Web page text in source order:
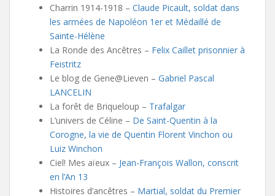
Charrin 1914-1918 – Claude Picault, soldat dans
les armées de Napoléon 1er et Médaillé de
Sainte-Hélène
La Ronde des Ancêtres – Felix Caillet prisonnier à
Feistritz
Le blog de Gene@Lieven – Gabriel Pascal
LANCELIN
La forêt de Briqueloup – Trafalgar
L’univers de Céline – De Saint-Quentin à la
Corogne, la vie de Quentin Florent Vinchon ou
Luiz Winchon
Ciel! Mes aïeux – Jean-François Wallon, conscrit
en l’An 13
Histoires d’ancêtres – Martial, soldat du Premier